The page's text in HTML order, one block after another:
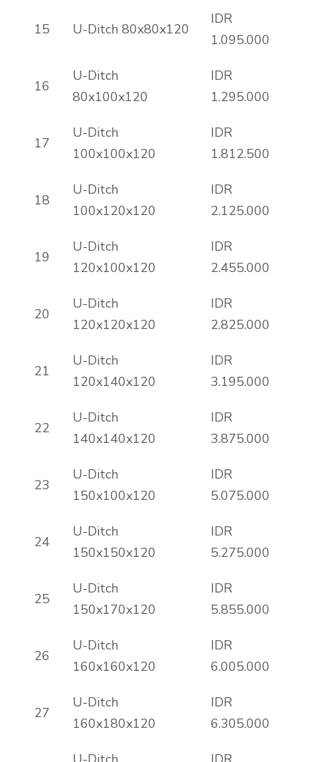
15 U-Ditch 80x80x120
IDR
1.095.000
16
U-Ditch
80x100x120
IDR
1.295.000
17
U-Ditch
100x100x120
IDR
1.812.500
18
U-Ditch
100x120x120
IDR
2.125.000
19
U-Ditch
120x100x120
IDR
2.455.000
20
U-Ditch
120x120x120
IDR
2.825.000
21
U-Ditch
120x140x120
IDR
3.195.000
22
U-Ditch
140x140x120
IDR
3.875.000
23
U-Ditch
150x100x120
IDR
5.075.000
24
U-Ditch
150x150x120
IDR
5.275.000
25
U-Ditch
150x170x120
IDR
5.855.000
26
U-Ditch
160x160x120
IDR
6.005.000
27
U-Ditch
160x180x120
IDR
6.305.000